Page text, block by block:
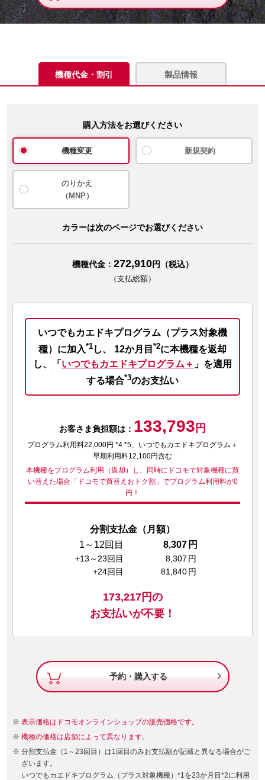
機種代金・割引 製品情報
購入方法をお選びください
機種変更 新規契約
のりかえ
（MNP）
カラーは次のページでお選びください
機種代金： 272,910円（税込）
（支払総額）
いつでもカエドキプログラム（プラス対象機
種）に加入*1 し、 12か月目 *2に本機種を返却
し、
「 いつでもカエドキプログラム＋ 」を適用
する場合*3のお支払い
お客さま負担額は： 133,793 円
プログラム利用料22,000円 *4 *5、いつでもカエドキプログラム＋
早期利用料12,100円含む
本機種をプログラム利用（返却）し、同時にドコモで対象機種に買
い替えた場合「ドコモで買替えおトク割」でプログラム利用料が0
円！
分割支払金（月額）
1～12回目
8,307 円
+13～23回目 8,307 円
+24回目
81,840 円
173,217円の
お支払いが不要！
予約・購入する 
表示価格はドコモオンラインショップの販売価格です。
機種の価格は店舗によって異なります。
分割支払金（1～23回目）は1回目のみお支払額が記載と異なる場合がご
ざいます。
いつでもカエドキプログラム（プラス対象機種）*1を23か月目*2に利用